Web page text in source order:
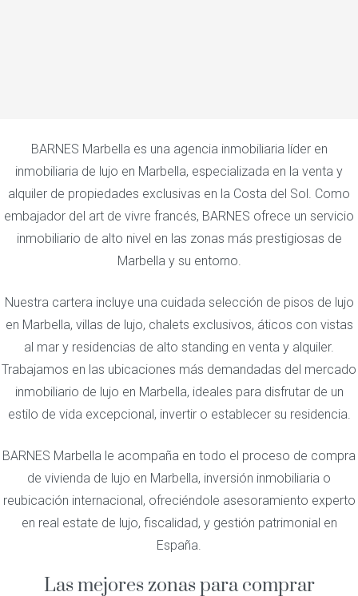
BARNES Marbella es una agencia inmobiliaria líder en
inmobiliaria de lujo en Marbella, especializada en la venta y
alquiler de propiedades exclusivas en la Costa del Sol. Como
embajador del art de vivre francés, BARNES ofrece un servicio
inmobiliario de alto nivel en las zonas más prestigiosas de
Marbella y su entorno.
Nuestra cartera incluye una cuidada selección de pisos de lujo
en Marbella, villas de lujo, chalets exclusivos, áticos con vistas
al mar y residencias de alto standing en venta y alquiler.
Trabajamos en las ubicaciones más demandadas del mercado
inmobiliario de lujo en Marbella, ideales para disfrutar de un
estilo de vida excepcional, invertir o establecer su residencia.
BARNES Marbella le acompaña en todo el proceso de compra
de vivienda de lujo en Marbella, inversión inmobiliaria o
reubicación internacional, ofreciéndole asesoramiento experto
en real estate de lujo, fiscalidad, y gestión patrimonial en
España.
Las mejores zonas para comprar